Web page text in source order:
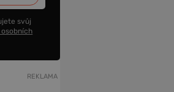
svůj
REKLAMA